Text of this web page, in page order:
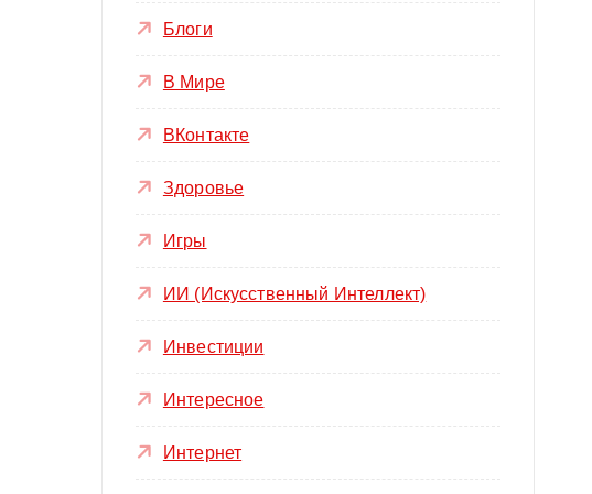
Блоги
В Мире
ВКонтакте
Здоровье
Игры
ИИ (Искусственный Интеллект)
Инвестиции
Интересное
Интернет